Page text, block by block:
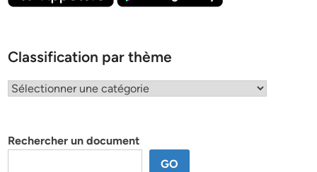
Classification par thème
Classification
Rechercher un document
GO